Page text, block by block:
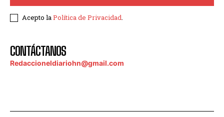
Acepto laPolítica de Privacidad.
CONTÁCTANOS
Redaccioneldiariohn@gmail.com